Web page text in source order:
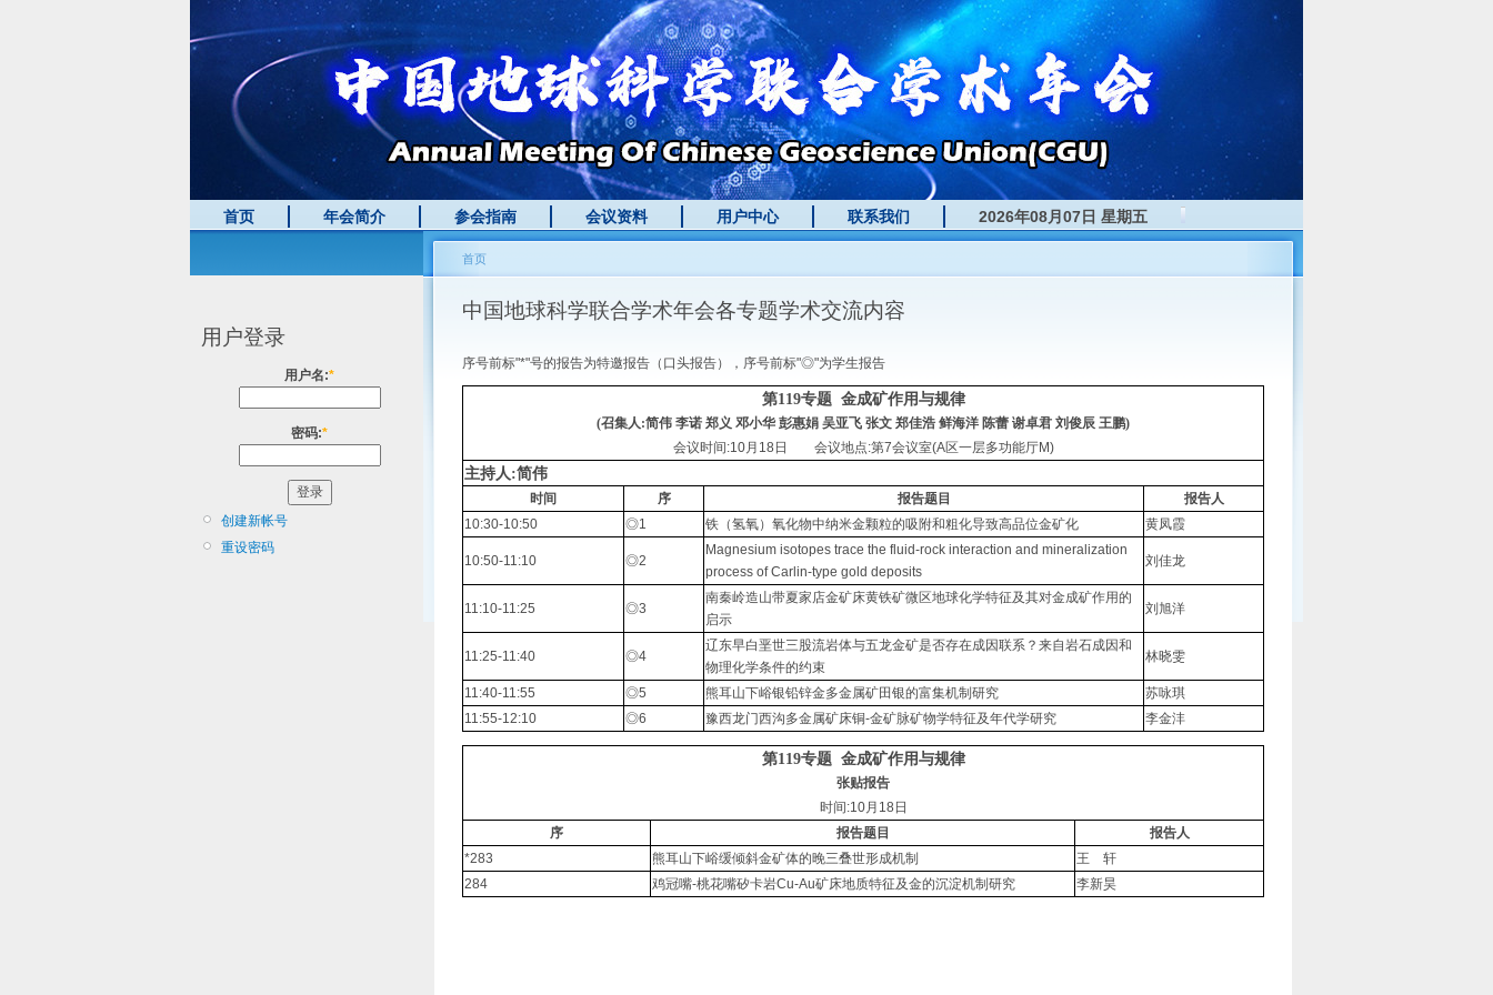
首页 年会简介 参会指南 会议资料 用户中心 联系我们 2026年08月07日 星期五
用户登录
用户名:*
密码:*
创建新帐号
重设密码
首页
中国地球科学联合学术年会各专题学术交流内容
序号前标"*"号的报告为特邀报告（口头报告），序号前标"◎"为学生报告
第119专题 金成矿作用与规律
(召集人:简伟 李诺 郑义 邓小华 彭惠娟 吴亚飞 张文 郑佳浩 鲜海洋 陈蕾 谢卓君 刘俊辰 王鹏)
会议时间:10月18日 会议地点:第7会议室(A区一层多功能厅M)
主持人:简伟
时间 序 报告题目
报告人
10:30-10:50
◎1 铁（氢氧）氧化物中纳米金颗粒的吸附和粗化导致高品位金矿化 黄凤霞
10:50-11:10 ◎2
Magnesium isotopes trace the fluid-rock interaction and mineralization
process of Carlin-type gold deposits
刘佳龙
11:10-11:25 ◎3
南秦岭造山带夏家店金矿床黄铁矿微区地球化学特征及其对金成矿作用的
启示
刘旭洋
11:25-11:40 ◎4
辽东早白垩世三股流岩体与五龙金矿是否存在成因联系？来自岩石成因和
物理化学条件的约束
林晓雯
11:40-11:55 ◎5 熊耳山下峪银铅锌金多金属矿田银的富集机制研究
苏咏琪
11:55-12:10
◎6 豫西龙门西沟多金属矿床铜-金矿脉矿物学特征及年代学研究 李金沣
第119专题 金成矿作用与规律
张贴报告
时间:10月18日
序
报告题目
报告人
*283
熊耳山下峪缓倾斜金矿体的晚三叠世形成机制
王 轩
284
鸡冠嘴-桃花嘴矽卡岩Cu-Au矿床地质特征及金的沉淀机制研究 李新昊